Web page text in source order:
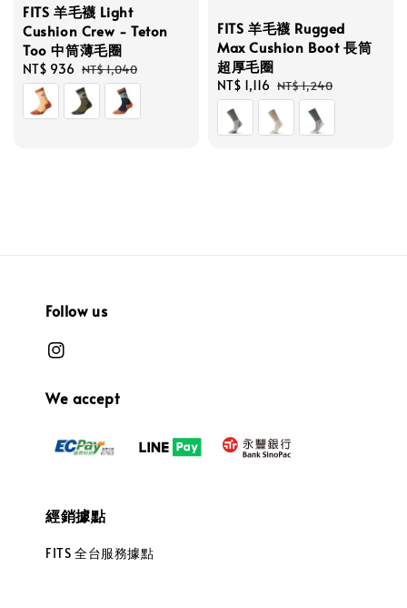
FITS 羊毛襪 Light
Cushion Crew - Teton
Too 中筒薄毛圈
Sale
price
NT$ 936 Regular
price
NT$ 1,040
FITS 羊毛襪 Rugged
Max Cushion Boot 長筒
超厚毛圈
Sale
price
NT$ 1,116 Regular
price
NT$ 1,240
Follow us
We accept
經銷據點
FITS 全台服務據點